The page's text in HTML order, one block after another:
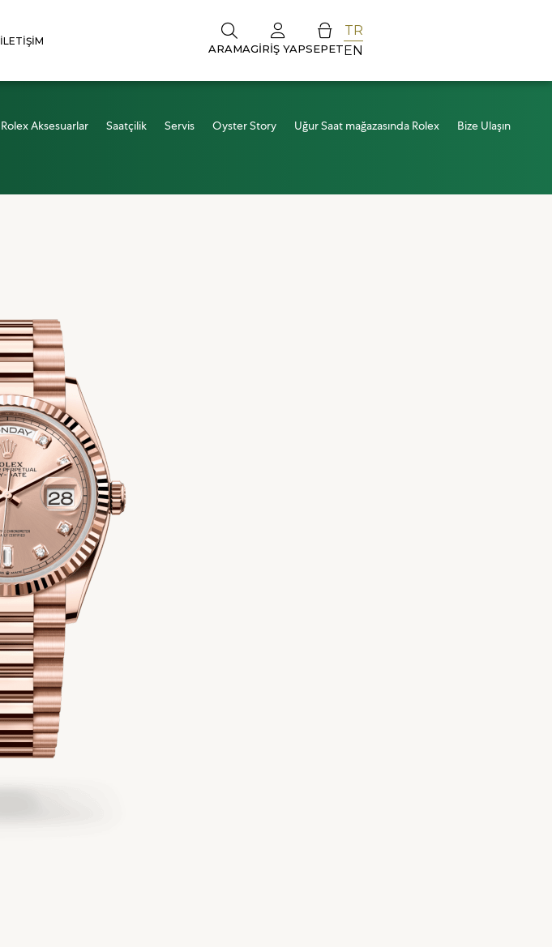
İLETIŞIM
ARAMAGIRIŞ YAPSEPET
TR
EN
Rolex Aksesuarlar Saatçilik Servis Oyster Story Uğur Saat mağazasında Rolex Bize Ulaşın